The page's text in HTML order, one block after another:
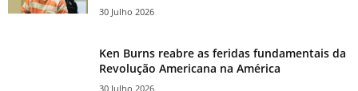
30 Julho 2026
Ken Burns reabre as feridas fundamentais da
Revolução Americana na América
30 Julho 2026